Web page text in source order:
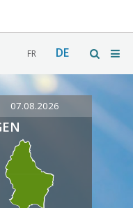
FR DE
07.08.2026